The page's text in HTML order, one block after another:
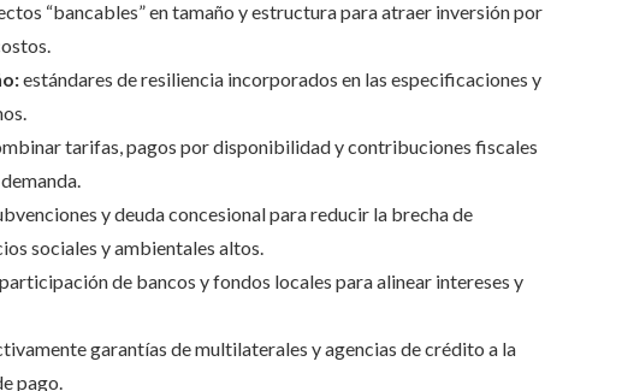
“bancables” en tamaño y estructura para atraer inversión por
estándares de resiliencia incorporados en las especificaciones y
tarifas, pagos por disponibilidad y contribuciones fiscales
y deuda concesional para reducir la brecha de
sociales y ambientales altos.
de bancos y fondos locales para alinear intereses y
garantías de multilaterales y agencias de crédito a la
pago.